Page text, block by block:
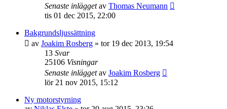
Senaste inläggetav Thomas Neumann
tis 01 dec 2015, 22:00
Bakgrundsljussättning
av Joakim Rosberg » tor 19 dec 2013, 19:54
13 Svar
25106 Visningar
Senaste inläggetav Joakim Rosberg
lör 21 nov 2015, 15:12
Ny motorstyrning